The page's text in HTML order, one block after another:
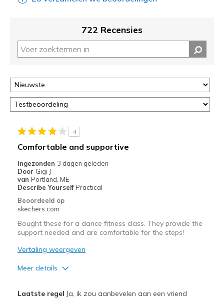
722 Recensies
4
Comfortable and supportive
Ingezonden 3 dagen geleden
Door Gigi J
van Portland, ME
Describe Yourself Practical
Beoordeeld op
skechers.com
Bought these for a dance fitness class. They provide the
support needed and are comfortable for the steps!
Vertaling weergeven
Meer details
Laatste regel Ja, ik zou aanbevelen aan een vriend